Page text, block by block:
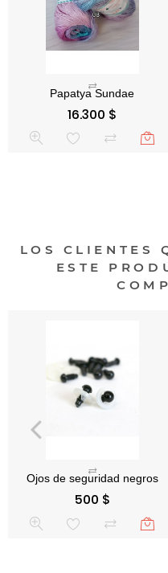
Precio
16.300 $
LOS CLIENTES
ESTE
Precio
500 $